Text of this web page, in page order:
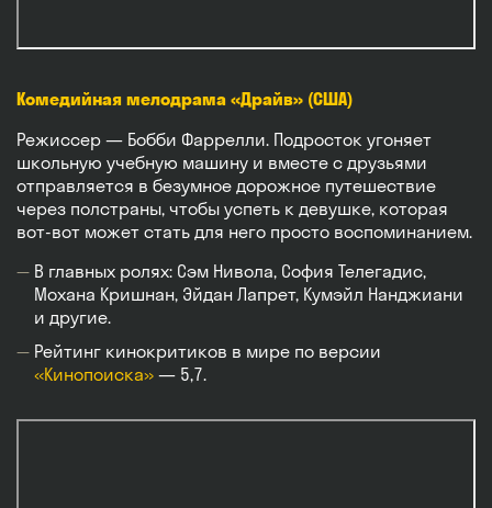
Комедийная мелодрама «Драйв» (США)
Режиссер — Бобби Фаррелли. Подросток угоняет
школьную учебную машину и вместе с друзьями
отправляется в безумное дорожное путешествие
через полстраны, чтобы успеть к девушке, которая
вот-вот может стать для него просто воспоминанием.
В главных ролях: Сэм Нивола, София Телегадис,
Мохана Кришнан, Эйдан Лапрет, Кумэйл Нанджиани
и другие.
Рейтинг кинокритиков в мире по версии
«Кинопоиска» — 5,7.